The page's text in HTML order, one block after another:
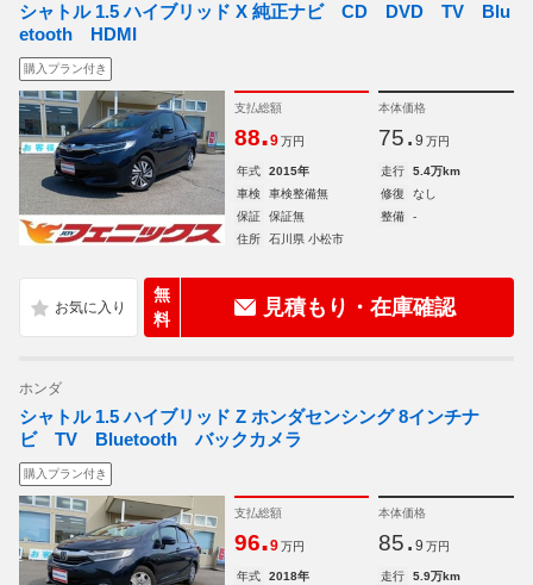
シャトル 1.5 ハイブリッド X 純正ナビ CD DVD TV Blu
etooth HDMI
購入プラン付き
支払総額
88.9 万円
本体価格
75. 9 万円
年式 2015年 走行
5.4万km
車検
車検整備無 修復
なし
保証
保証無 整備
-
住所
石川県 小松市
無
料
見積もり・在庫確認
ホンダ
シャトル 1.5 ハイブリッド Z ホンダセンシング 8インチナ
ビ TV Bluetooth バックカメラ
購入プラン付き
支払総額
96.9 万円
本体価格
85. 9 万円
年式 2018年 走行
5.9万km